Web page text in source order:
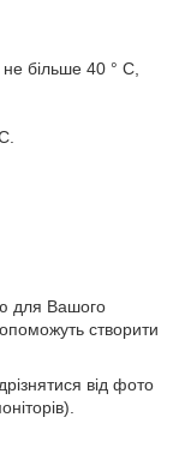
більше 40 ° C,
для Вашого
створити
від фото